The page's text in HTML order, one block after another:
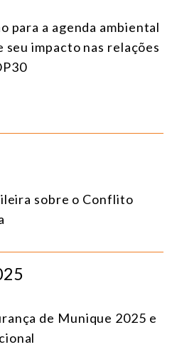
para a agenda ambiental
impacto nas relações
sobre o Conflito
de Munique 2025 e